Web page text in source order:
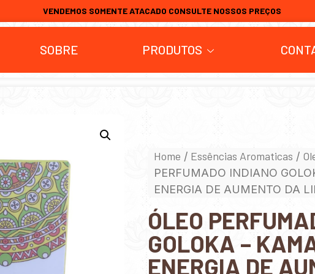
VENDEMOS SOMENTE ATACADO CONSULTE NOSSOS PREÇOS
SOBRE PRODUTOS
Home / Essências Aromaticas /
PERFUMADO INDIANO
ENERGIA DE AUMENTO DA
ÓLEO
GOLOKA –
ENERGIA DE